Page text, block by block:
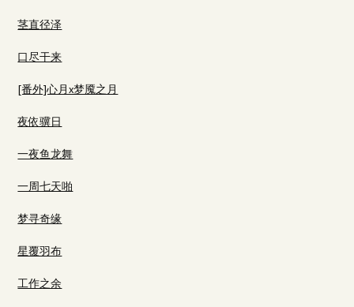
茎直径泽
口尽干来
[番外]心月x梦魇之月
夜依骥日
一夜鱼龙舞
一周七天啪
梦寻奇缘
星覆羽布
工作之余